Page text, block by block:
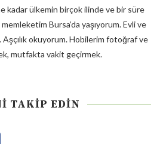
kadar ülkemin birçok ilinde ve bir süre
memleketim Bursa’da yaşıyorum. Evli ve
Aşçılık okuyorum. Hobilerim fotoğraf ve
mutfakta vakit geçirmek.
TAKIP EDIN